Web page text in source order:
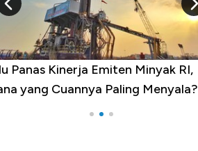
Panas Kinerja Emiten Minyak RI,
yang Cuannya Paling Menyala?